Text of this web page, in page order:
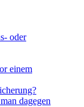
oder
einem
dagegen